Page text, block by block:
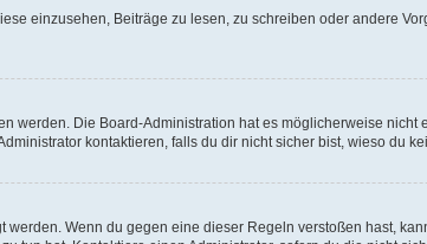
einzusehen, Beiträge zu lesen, zu schreiben oder andere
werden. Die Board-Administration hat es möglicherweise
kontaktieren, falls du dir nicht sicher bist, wieso du
Wenn du gegen eine dieser Regeln verstoßen hast,